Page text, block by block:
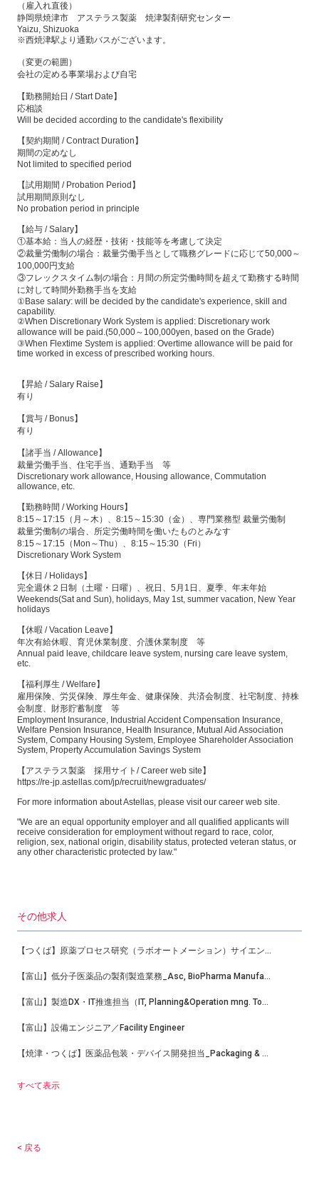
（雇入れ直後）
静岡県焼津市 アステラス製薬 焼津製剤研究センター
Yaizu, Shizuoka
※西焼津駅より通勤バスがございます。
（変更の範囲）
会社の定める事業場および自宅
【勤務開始日 / Start Date】
応相談
Will be decided according to the candidate's flexibility
【契約期間 / Contract Duration】
期間の定めなし
Not limited to specified period
【試用期間 / Probation Period】
試用期間原則なし
No probation period in principle
【給与 / Salary】
①基本給：当人の経歴・技術・技能等を考慮して決定
②裁量労働制の場合：裁量労働手当として職務グレードに応じて50,000～
100,000円支給
③フレックスタイム制の場合：月間の所定労働時間を超えて勤務する時間
に対して時間外勤務手当を支給
①Base salary: will be decided by the candidate's experience, skill and
capability.
②When Discretionary Work System is applied: Discretionary work
allowance will be paid.(50,000～100,000yen, based on the Grade)
③When Flextime System is applied: Overtime allowance will be paid for
time worked in excess of prescribed working hours.
【昇給 / Salary Raise】
有り
【賞与 / Bonus】
有り
【諸手当 / Allowance】
裁量労働手当、住宅手当、通勤手当 等
Discretionary work allowance, Housing allowance, Commutation
allowance, etc.
【勤務時間 / Working Hours】
8:15～17:15（月～木）、8:15～15:30（金）、専門業務型 裁量労働制
裁量労働制の場合、所定労働時間を働いたものとみなす
8:15～17:15（Mon～Thu）、8:15～15:30（Fri）
Discretionary Work System
【休日 / Holidays】
完全週休２日制（土曜・日曜）、祝日、5月1日、夏季、年末年始
Weekends(Sat and Sun), holidays, May 1st, summer vacation, New Year
holidays
【休暇 / Vacation Leave】
年次有給休暇、育児休業制度、介護休業制度 等
Annual paid leave, childcare leave system, nursing care leave system,
etc.
【福利厚生 / Welfare】
雇用保険、労災保険、厚生年金、健康保険、共済会制度、社宅制度、持株
会制度、財形貯蓄制度 等
Employment Insurance, Industrial Accident Compensation Insurance,
Welfare Pension Insurance, Health Insurance, Mutual Aid Association
System, Company Housing System, Employee Shareholder Association
System, Property Accumulation Savings System
【アステラス製薬 採用サイト/ Career web site】
https://re-jp.astellas.com/jp/recruit/newgraduates/
For more information about Astellas, please visit our career web site.
"We are an equal opportunity employer and all qualified applicants will
receive consideration for employment without regard to race, color,
religion, sex, national origin, disability status, protected veteran status, or
any other characteristic protected by law."
その他求人
【つくば】原薬プロセス研究（ラボオートメーション）サイエンティスト
【富山】低分子医薬品の製剤製造業務_Asc, BioPharma Manufacturing
【富山】製造DX・IT推進担当（IT, Planning&Operation mng. Toyama-TC Bio-Mfg）
【富山】設備エンジニア／Facility Engineer
【焼津・つくば】医薬品包装・デバイス開発担当_Packaging & Device Development Scientist
すべて表示
< 戻る